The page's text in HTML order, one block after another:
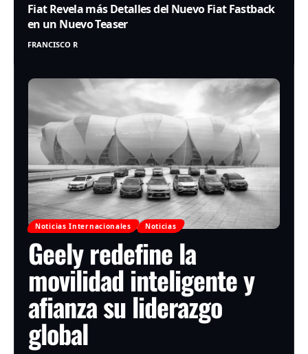
Fiat Revela más Detalles del Nuevo Fiat Fastback
en un Nuevo Teaser
FRANCISCO R
Noticias Internacionales Noticias
Geely redefine la
movilidad inteligente y
afianza su liderazgo
global